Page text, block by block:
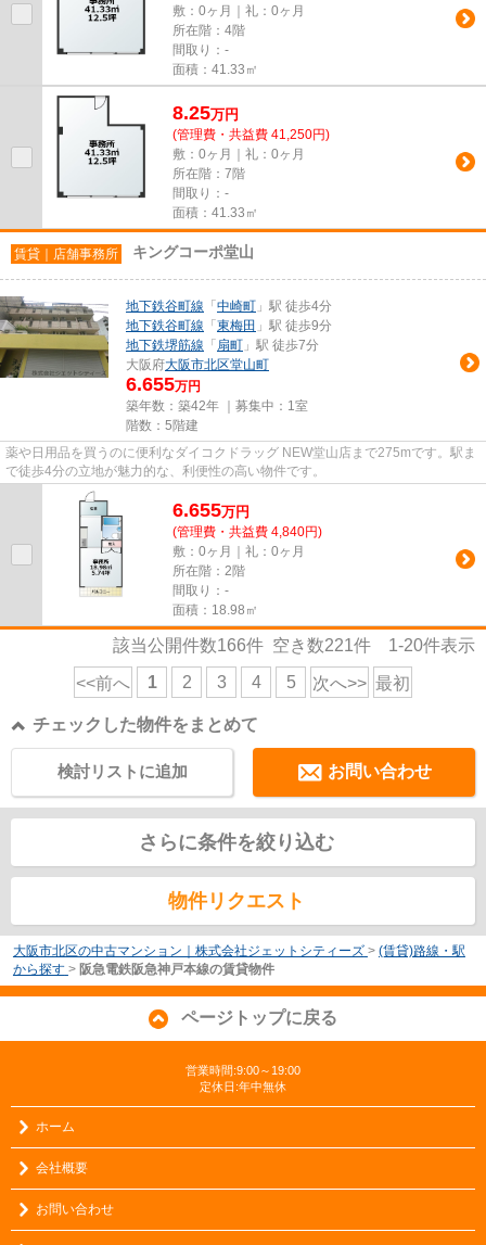
敷：0ヶ月｜礼：0ヶ月
所在階：4階
間取り：-
面積：41.33㎡
8.25万円
(管理費・共益費 41,250円)
敷：0ヶ月｜礼：0ヶ月
所在階：7階
間取り：-
面積：41.33㎡
賃貸｜店舗事務所 キングコーポ堂山
地下鉄谷町線 「 中崎町 」駅 徒歩4分
地下鉄谷町線 「 東梅田 」駅 徒歩9分
地下鉄堺筋線 「 扇町 」駅 徒歩7分
大阪府大阪市北区堂山町
6.655万円
築年数：築42年 ｜募集中： 1室
階数：5階建
薬や日用品を買うのに便利なダイコクドラッグ NEW堂山店まで275mです。駅ま
で徒歩4分の立地が魅力的な、利便性の高い物件です。
6.655万円
(管理費・共益費 4,840円)
敷：0ヶ月｜礼：0ヶ月
所在階：2階
間取り：-
面積：18.98㎡
該当公開件数166件 空き数221件 1-20件表示
<<前へ 1 2 3 4 5 次へ>> 最初
チェックした物件をまとめて
お問い合わせ
検討リストに追加
さらに条件を絞り込む
物件リクエスト
大阪市北区の中古マンション｜株式会社ジェットシティーズ > (賃貸)路線・駅
から探す > 阪急電鉄阪急神戸本線の賃貸物件
ページトップに戻る
営業時間:9:00～19:00
定休日:年中無休
ホーム
会社概要
お問い合わせ